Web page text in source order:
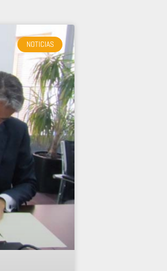
NOTICIAS